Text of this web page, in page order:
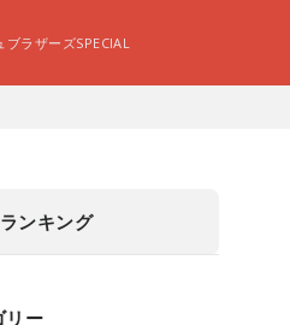
ラザーズSPECIAL
ンキング
リー